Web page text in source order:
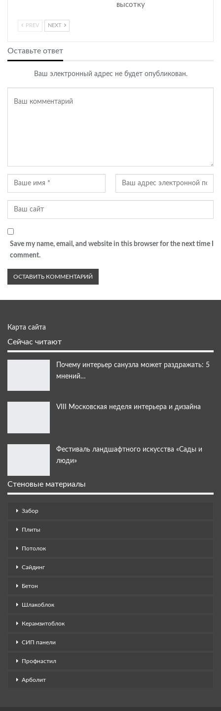
высотку
PREV NEXT
Оставьте ответ
Ваш электронный адрес не будет опубликован.
Save my name, email, and website in this browser for the next time I
comment.
Карта сайта
Сейчас читают
Почему интерьер санузла может раздражать: 5
мнений…
VIII Московская неделя интерьера и дизайна
Фестиваль ландшафтного искусства «Сады и
люди»
Стеновые материалы
Забор
Плиты
Потолок
Сайдинг
Бетон
Шлакоблок
Керамзитоблок
СИП панели
Профнастил
Арболит